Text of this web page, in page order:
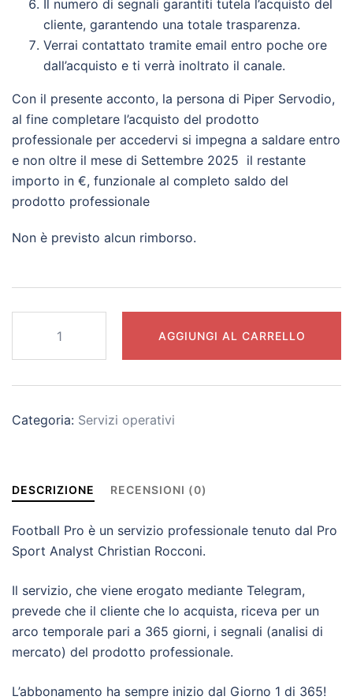
Il numero di segnali garantiti tutela l’acquisto del
cliente, garantendo una totale trasparenza.
Verrai contattato tramite email entro poche ore
dall’acquisto e ti verrà inoltrato il canale.
Con il presente acconto, la persona di Piper Servodio,
al fine completare l’acquisto del prodotto
professionale per accedervi si impegna a saldare entro
e non oltre il mese di Settembre 2025 il restante
importo in €, funzionale al completo saldo del
prodotto professionale
Non è previsto alcun rimborso.
2.0
[365
(Acconto
AGGIUNGI AL CARRELLO
Categoria: Servizi operativi
DESCRIZIONE RECENSIONI (0)
Football Pro è un servizio professionale tenuto dal Pro
Sport Analyst Christian Rocconi.
Il servizio, che viene erogato mediante Telegram,
prevede che il cliente che lo acquista, riceva per un
arco temporale pari a 365 giorni, i segnali (analisi di
mercato) del prodotto professionale.
L’abbonamento ha sempre inizio dal Giorno 1 di 365!